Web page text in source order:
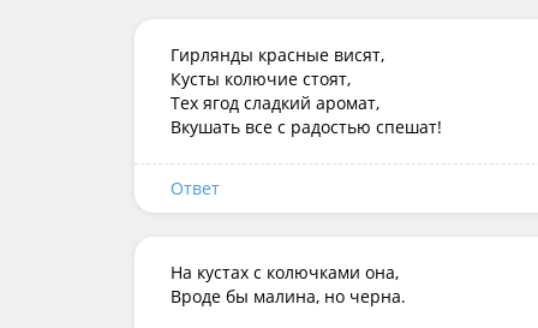
Гирлянды красные висят,
Кусты колючие стоят,
Тех ягод сладкий аромат,
Вкушать все с радостью спешат!
Ответ
На кустах с колючками она,
Вроде бы малина, но черна.